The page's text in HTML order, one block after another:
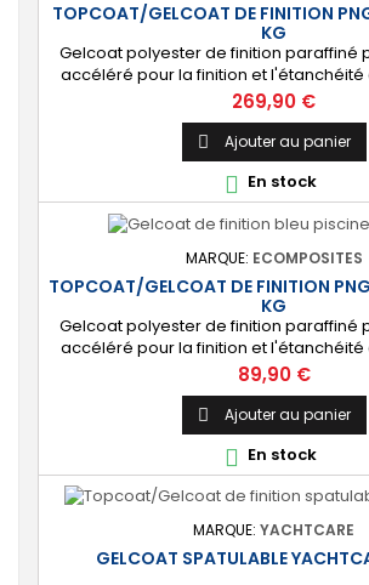
TOPCOAT/GELCOAT DE FINITION
KG
Gelcoat polyester de finition paraffiné
accéléré pour la finition et l'étanchéité
bassins. [Finition] : Fournit une couche
brillante qualité immersion. [Étanche] :
stratification résine et fibre de verre.
catalyseur PMEC 50 cl Couleurs :
vert, nuances...
Prix
269,90 €
 Ajouter au panier
 En stock
MARQUE: ECOMPOSITES
TOPCOAT/GELCOAT DE FINITION
KG
Gelcoat polyester de finition paraffiné
accéléré pour la finition et l'étanchéité
bassins. [Finition] : Fournit une couche
brillante qualité immersion. [Étanche] :
stratification résine et fibre de verre.
catalyseur PMEC 10 cl
Prix
89,90 €
 Ajouter au panier
 En stock
MARQUE: YACHTCARE
GELCOAT SPATULABLE